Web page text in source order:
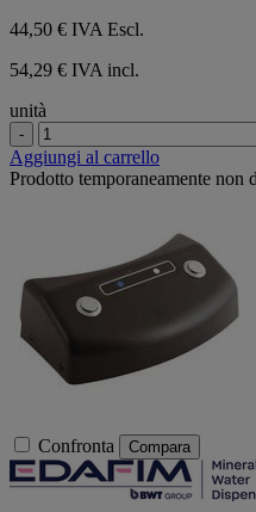
44,50 € IVA Escl.
54,29 € IVA incl.
unità
-
Aggiungi al carrello
Prodotto temporaneamente non
Confronta Compara